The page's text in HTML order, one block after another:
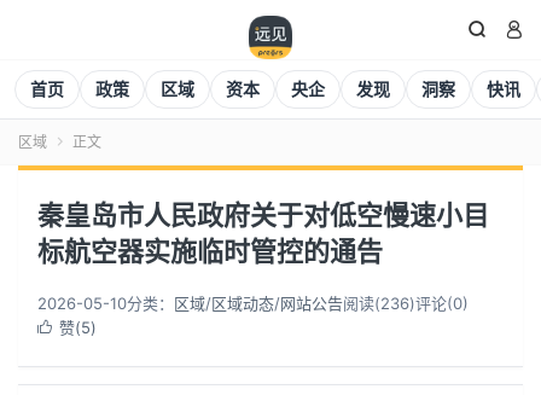
 
首页 政策 区域 资本 央企 发现 洞察 快讯
区域  正文
秦皇岛市人民政府关于对低空慢速小目
标航空器实施临时管控的通告
2026-05-10分类： 区域/区域动态/网站公告阅读(236)评论(0)
 赞(5)